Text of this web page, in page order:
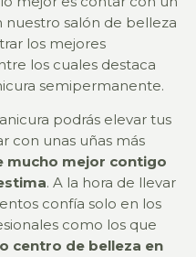
salón de belleza
los mejores
los cuales destaca
semipermanente.
podrás elevar tus
con unas uñas más
mucho mejor contigo
. A la hora de llevar
confía solo en los
como los que
centro de belleza en